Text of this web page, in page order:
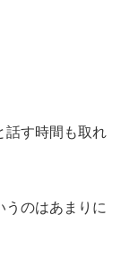
話す時間も取れ
うのはあまりに